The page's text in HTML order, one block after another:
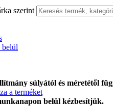
szerint
belül
súlyától és méretétől
a terméket
belül kézbesítjük.